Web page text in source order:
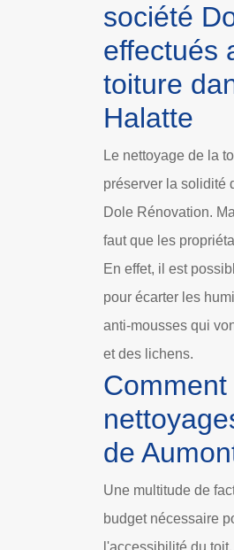
société
effectués
toiture
Halatte
Le nettoyage de la
préserver la solidité
Dole Rénovation.
faut que les
En effet, il est
pour écarter les
anti-mousses qui
et des lichens.
de
Une multitude de
budget nécessaire
l'accessibilité du